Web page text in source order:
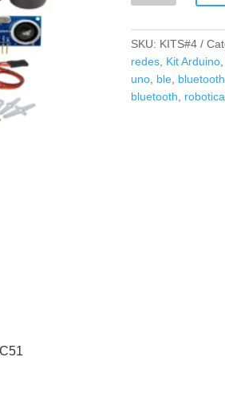
Sensores,Mini
Bomba,
Sg90,
SKU: KITS#4
redes, Kit Arduino,
uno, ble, bluetooth
bluetooth
robotica